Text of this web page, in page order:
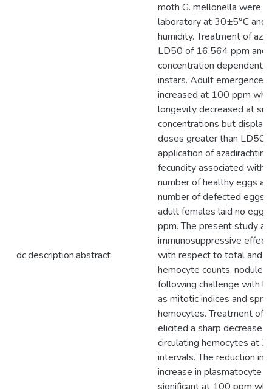
dc.description.abstract
moth G. mellonella were
laboratory at 30±5°C
humidity. Treatment of
LD50 of 16.564 ppm and
concentration dependent
instars. Adult emergence
increased at 100 ppm
longevity decreased at
concentrations but
doses greater than LD50.
application of azadirachtin
fecundity associated with
number of healthy eggs
number of defected eggs.
adult females laid no
ppm. The present study
immunosuppressive
with respect to total and
hemocyte counts, nodule
following challenge with
as mitotic indices and
hemocytes. Treatment of
elicited a sharp decrease
circulating hemocytes at
intervals. The reduction in
increase in plasmatocyte